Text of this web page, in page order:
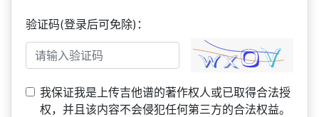
验证码(登录后可免除)：
我保证我是上传吉他谱的著作权人或已取得合法授
权，并且该内容不会侵犯任何第三方的合法权益。